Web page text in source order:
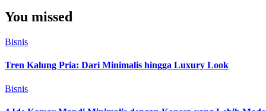
You missed
Bisnis
Tren Kalung Pria: Dari Minimalis hingga Luxury Look
Bisnis